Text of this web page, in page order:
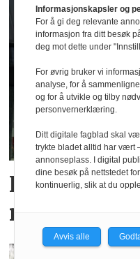
Fra
nytt
Informasjonskapsler og
For å gi deg relevante
informasjon fra ditt besøk
deg mot dette under
For øvrig bruker vi
analyse, for å
og for å utvikle og tilby
personvernerklæring.
Ditt digitale fagblad skal
trykte bladet alltid har vært
annonseplass. I digital
dine besøk på nettstedet
kontinuerlig, slik at du
Avvis alle